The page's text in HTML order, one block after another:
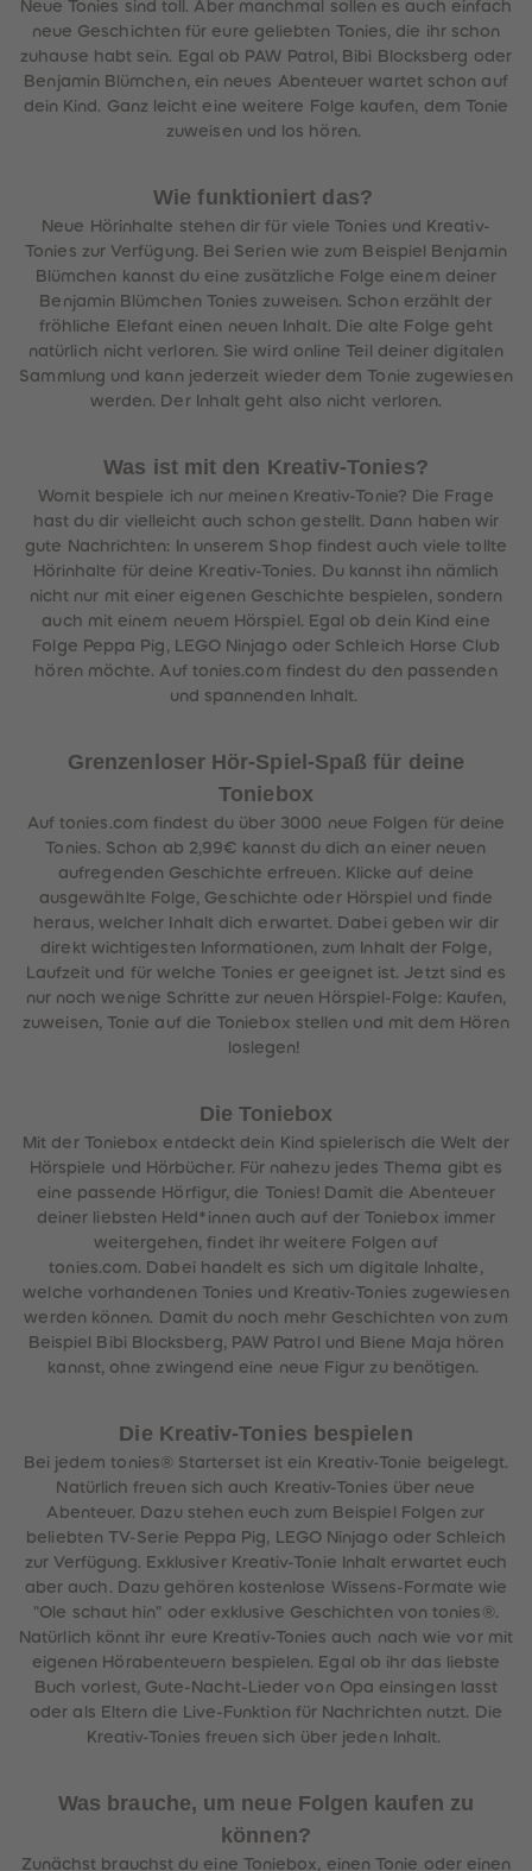
Neue Tonies sind toll. Aber manchmal sollen es auch einfach
neue Geschichten für eure geliebten Tonies, die ihr schon
zuhause habt sein. Egal ob PAW Patrol, Bibi Blocksberg oder
Benjamin Blümchen, ein neues Abenteuer wartet schon auf
dein Kind. Ganz leicht eine weitere Folge kaufen, dem Tonie
zuweisen und los hören.
Wie funktioniert das?
Neue Hörinhalte stehen dir für viele Tonies und Kreativ-
Tonies zur Verfügung. Bei Serien wie zum Beispiel Benjamin
Blümchen kannst du eine zusätzliche Folge einem deiner
Benjamin Blümchen Tonies zuweisen. Schon erzählt der
fröhliche Elefant einen neuen Inhalt. Die alte Folge geht
natürlich nicht verloren. Sie wird online Teil deiner digitalen
Sammlung und kann jederzeit wieder dem Tonie zugewiesen
werden. Der Inhalt geht also nicht verloren.
Was ist mit den Kreativ-Tonies?
Womit bespiele ich nur meinen Kreativ-Tonie? Die Frage
hast du dir vielleicht auch schon gestellt. Dann haben wir
gute Nachrichten: In unserem Shop findest auch viele tollte
Hörinhalte für deine Kreativ-Tonies. Du kannst ihn nämlich
nicht nur mit einer eigenen Geschichte bespielen, sondern
auch mit einem neuem Hörspiel. Egal ob dein Kind eine
Folge Peppa Pig, LEGO Ninjago oder Schleich Horse Club
hören möchte. Auf tonies.com findest du den passenden
und spannenden Inhalt.
Grenzenloser Hör-Spiel-Spaß für deine
Toniebox
Auf tonies.com findest du über 3000 neue Folgen für deine
Tonies. Schon ab 2,99€ kannst du dich an einer neuen
aufregenden Geschichte erfreuen. Klicke auf deine
ausgewählte Folge, Geschichte oder Hörspiel und finde
heraus, welcher Inhalt dich erwartet. Dabei geben wir dir
direkt wichtigesten Informationen, zum Inhalt der Folge,
Laufzeit und für welche Tonies er geeignet ist. Jetzt sind es
nur noch wenige Schritte zur neuen Hörspiel-Folge: Kaufen,
zuweisen, Tonie auf die Toniebox stellen und mit dem Hören
loslegen!
Die Toniebox
Mit der Toniebox entdeckt dein Kind spielerisch die Welt der
Hörspiele und Hörbücher. Für nahezu jedes Thema gibt es
eine passende Hörfigur, die Tonies! Damit die Abenteuer
deiner liebsten Held*innen auch auf der Toniebox immer
weitergehen, findet ihr weitere Folgen auf
tonies.com. Dabei handelt es sich um digitale Inhalte,
welche vorhandenen Tonies und Kreativ-Tonies zugewiesen
werden können. Damit du noch mehr Geschichten von zum
Beispiel Bibi Blocksberg, PAW Patrol und Biene Maja hören
kannst, ohne zwingend eine neue Figur zu benötigen.
Die Kreativ-Tonies bespielen
Bei jedem tonies® Starterset ist ein Kreativ-Tonie beigelegt.
Natürlich freuen sich auch Kreativ-Tonies über neue
Abenteuer. Dazu stehen euch zum Beispiel Folgen zur
beliebten TV-Serie Peppa Pig, LEGO Ninjago oder Schleich
zur Verfügung. Exklusiver Kreativ-Tonie Inhalt erwartet euch
aber auch. Dazu gehören kostenlose Wissens-Formate wie
"Ole schaut hin" oder exklusive Geschichten von tonies®.
Natürlich könnt ihr eure Kreativ-Tonies auch nach wie vor mit
eigenen Hörabenteuern bespielen. Egal ob ihr das liebste
Buch vorlest, Gute-Nacht-Lieder von Opa einsingen lasst
oder als Eltern die Live-Funktion für Nachrichten nutzt. Die
Kreativ-Tonies freuen sich über jeden Inhalt.
Was brauche, um neue Folgen kaufen zu
können?
Zunächst brauchst du eine Toniebox, einen Tonie oder einen